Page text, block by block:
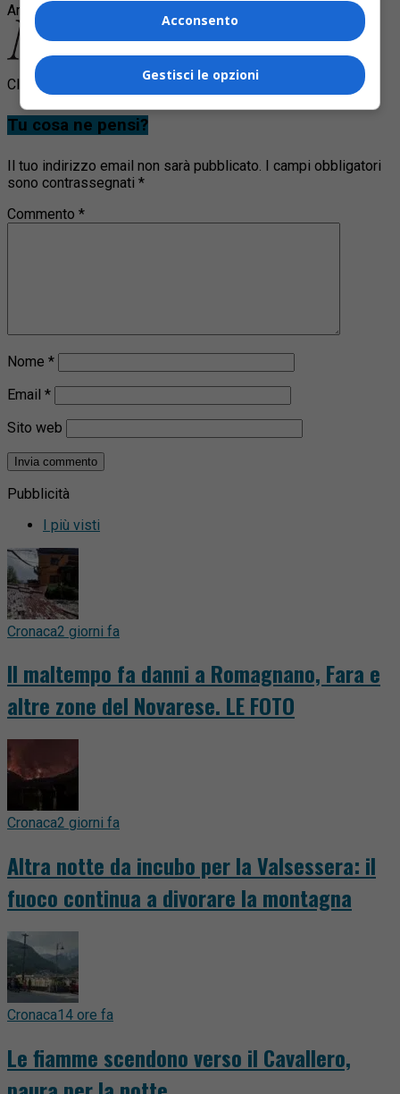
Argomenti correlati:
Clicca per commentare
Tu cosa ne pensi?
Il tuo indirizzo email non sarà pubblicato. I campi obbligatori
sono contrassegnati *
Commento *
Nome *
Email *
Sito web
Pubblicità
I più visti
Cronaca2 giorni fa
Il maltempo fa danni a Romagnano, Fara e
altre zone del Novarese. LE FOTO
Cronaca2 giorni fa
Altra notte da incubo per la Valsessera: il
fuoco continua a divorare la montagna
Cronaca14 ore fa
Le fiamme scendono verso il Cavallero,
Acconsento
Gestisci le opzioni